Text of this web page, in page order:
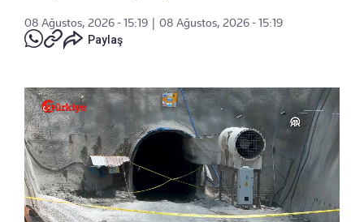
08 Ağustos, 2026 - 15:19 | 08 Ağustos, 2026 - 15:19
Paylaş